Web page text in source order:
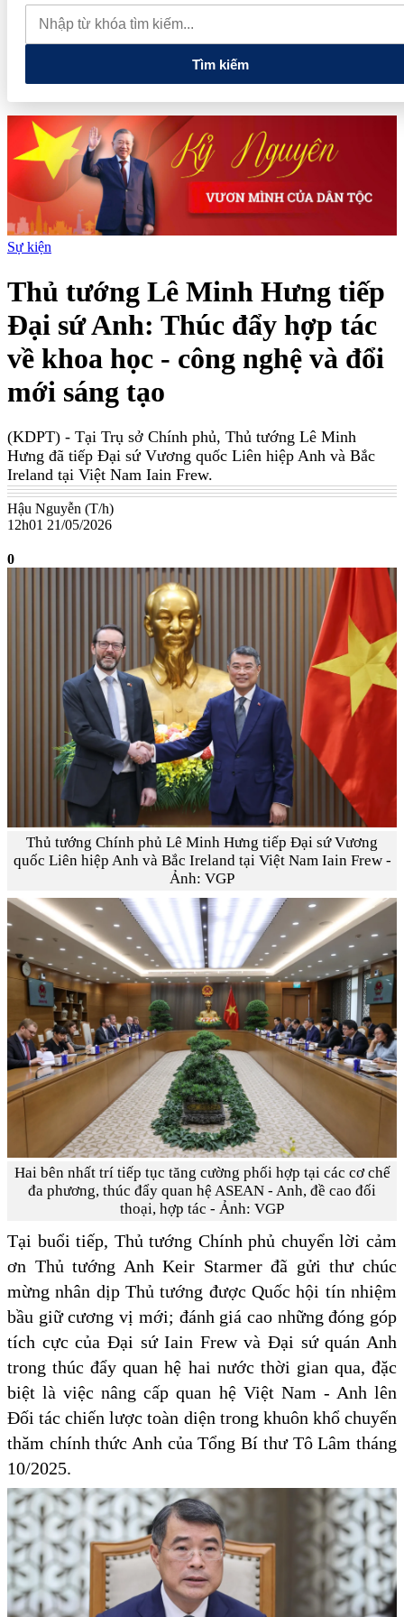
thăm Australia và New Zealand
Quốc hội tiếp tục thảo luận về
hai dự án luật liên quan đến lĩnh vực tài chính, ngân hàng
Tìm kiếm
Sự kiện
Thủ tướng Lê Minh Hưng tiếp
Đại sứ Anh: Thúc đẩy hợp tác
về khoa học - công nghệ và đổi
mới sáng tạo
(KDPT) - Tại Trụ sở Chính phủ, Thủ tướng Lê Minh
Hưng đã tiếp Đại sứ Vương quốc Liên hiệp Anh và Bắc
Ireland tại Việt Nam Iain Frew.
Hậu Nguyễn (T/h)
12h01 21/05/2026
0
Thủ tướng Chính phủ Lê Minh Hưng tiếp Đại sứ Vương
quốc Liên hiệp Anh và Bắc Ireland tại Việt Nam Iain Frew -
Ảnh: VGP
Hai bên nhất trí tiếp tục tăng cường phối hợp tại các cơ chế
đa phương, thúc đẩy quan hệ ASEAN - Anh, đề cao đối
thoại, hợp tác - Ảnh: VGP
Tại buổi tiếp, Thủ tướng Chính phủ chuyển lời cảm
ơn Thủ tướng Anh Keir Starmer đã gửi thư chúc
mừng nhân dịp Thủ tướng được Quốc hội tín nhiệm
bầu giữ cương vị mới; đánh giá cao những đóng góp
tích cực của Đại sứ Iain Frew và Đại sứ quán Anh
trong thúc đẩy quan hệ hai nước thời gian qua, đặc
biệt là việc nâng cấp quan hệ Việt Nam - Anh lên
Đối tác chiến lược toàn diện trong khuôn khổ chuyến
thăm chính thức Anh của Tổng Bí thư Tô Lâm tháng
10/2025.